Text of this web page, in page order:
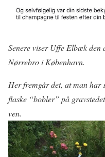
Senere viser Uffe Elbæk den
Nørrebro i København.
Her fremgår det, at man har
flaske “bobler” på
ven.